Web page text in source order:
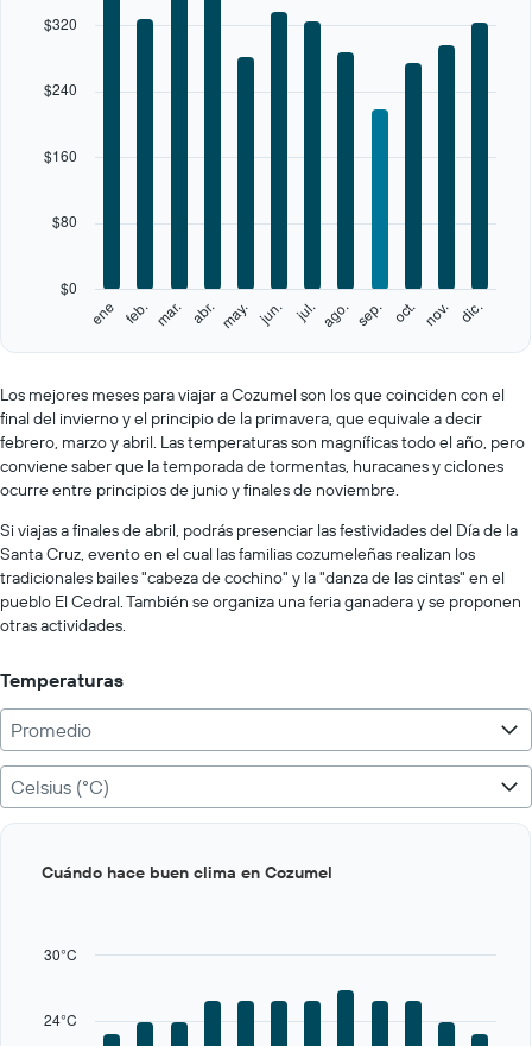
Range:
categories.
values.
Range:
0
to
400.
ene feb. mar. abr. may. jun. jul. ago. sep. oct. nov. dic.
$0
$80
$160
$240
$320
interactive
Los mejores meses para viajar a Cozumel son los que coinciden con el
final del invierno y el principio de la primavera, que equivale a decir
febrero, marzo y abril. Las temperaturas son magníficas todo el año, pero
conviene saber que la temporada de tormentas, huracanes y ciclones
ocurre entre principios de junio y finales de noviembre.
Si viajas a finales de abril, podrás presenciar las festividades del Día de la
Santa Cruz, evento en el cual las familias cozumeleñas realizan los
tradicionales bailes "cabeza de cochino" y la "danza de las cintas" en el
pueblo El Cedral. También se organiza una feria ganadera y se proponen
otras actividades.
Temperaturas
Promedio
Celsius (°C)
graphic.
24°C
30°C
Cuándo hace buen clima en Cozumel